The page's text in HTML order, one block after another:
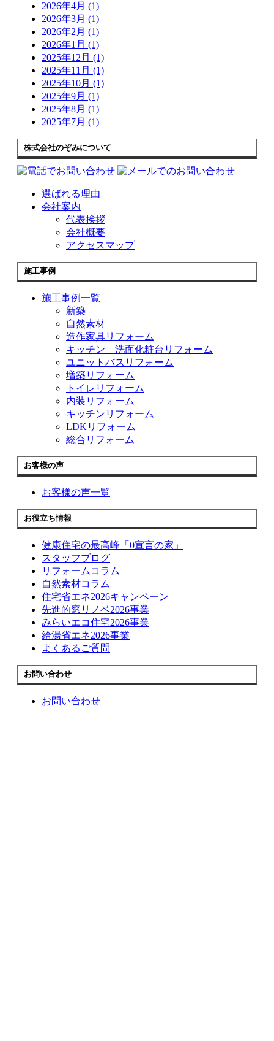
2026年4月 (1)
2026年3月 (1)
2026年2月 (1)
2026年1月 (1)
2025年12月 (1)
2025年11月 (1)
2025年10月 (1)
2025年9月 (1)
2025年8月 (1)
2025年7月 (1)
株式会社のぞみについて
選ばれる理由
会社案内
代表挨拶
会社概要
アクセスマップ
施工事例
施工事例一覧
新築
自然素材
造作家具リフォーム
キッチン 洗面化粧台リフォーム
ユニットバスリフォーム
増築リフォーム
トイレリフォーム
内装リフォーム
キッチンリフォーム
LDKリフォーム
総合リフォーム
お客様の声
お客様の声一覧
お役立ち情報
健康住宅の最高峰「0宣言の家」
スタッフブログ
リフォームコラム
自然素材コラム
住宅省エネ2026キャンペーン
先進的窓リノベ2026事業
みらいエコ住宅2026事業
給湯省エネ2026事業
よくあるご質問
お問い合わせ
お問い合わせ